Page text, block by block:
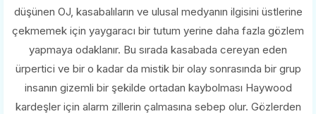
düşünen OJ, kasabalıların ve ulusal medyanın ilgisini üstlerine
çekmemek için yaygaracı bir tutum yerine daha fazla gözlem
yapmaya odaklanır. Bu sırada kasabada cereyan eden
ürpertici ve bir o kadar da mistik bir olay sonrasında bir grup
insanın gizemli bir şekilde ortadan kaybolması Haywood
kardeşler için alarm zillerin çalmasına sebep olur. Gözlerden